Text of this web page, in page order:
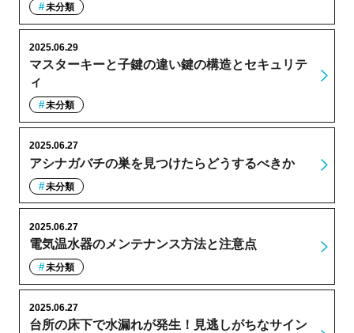
未分類
マスターキーと子鍵の違い鍵の構造とセキュリテ
ィ
2025.06.29
未分類
アシナガバチの巣を見つけたらどうするべきか
2025.06.27
未分類
電気温水器のメンテナンス方法と注意点
2025.06.27
未分類
台所の床下で水漏れが発生！見逃しがちなサイン
2025.06.27